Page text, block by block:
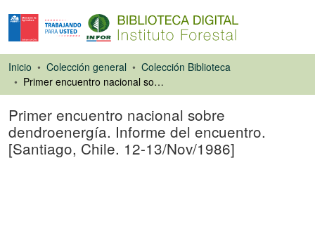
Inicio Colección general
Colección Biblioteca
Primer encuentro nacional sobre dendroenergía. Informe del encuentro. [Santiago, Chile. 12-13/Nov/1986]
Primer encuentro nacional sobre
dendroenergía. Informe del encuentro.
[Santiago, Chile. 12-13/Nov/1986]